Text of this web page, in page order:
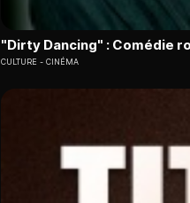
"Dirty Dancing" : Comédie
CULTURE CINÉMA